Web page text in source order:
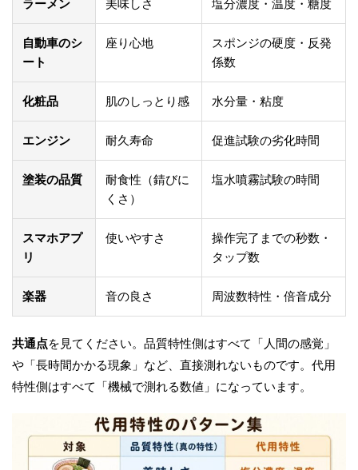
ラーメン 美味しさ 塩分濃度・温度・糖度
自動車のシ
ート
座り心地
スポンジの硬度・反発
係数
化粧品 肌のしっとり感 水分量・粘度
エンジン 耐久寿命 促進試験の劣化時間
塗装の品質
耐食性（錆びに
くさ）
塩水噴霧試験の時間
スマホアプ
リ
使いやすさ
操作完了までの秒数・
タップ数
楽器 音の良さ 周波数特性・倍音成分
共通点を見てください。品質特性側はすべて「人間の感覚」
や「長時間かかる現象」など、直接測れないものです。代用
特性側はすべて「機械で測れる数値」になっています。